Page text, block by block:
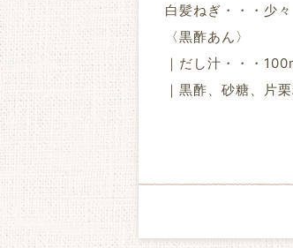
白髪ねぎ・・・少々
〈黒酢あん〉
｜だし汁・・・
｜黒酢、砂糖、片